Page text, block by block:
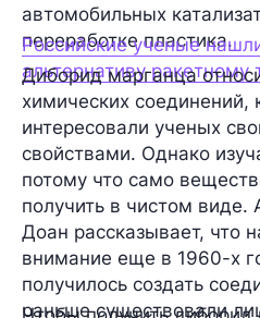
автомобильных
переработке пластика.
Российские ученые
альтернативу ракетному
Диборид марганца
химических соединений,
интересовали ученых
свойствами. Однако
потому что само
получить в чистом виде.
Доан рассказывает, что
внимание еще в 1960-х
получилось создать
раньше существовали